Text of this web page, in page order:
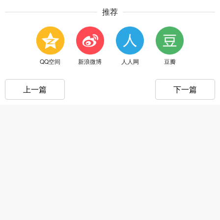
推荐
QQ空间 新浪微博 人人网 豆瓣
上一篇 下一篇